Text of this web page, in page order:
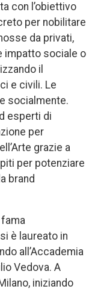
con l’obiettivo
per nobilitare
da privati,
impatto sociale o
il
e civili. Le
socialmente.
esperti di
per
grazie a
per potenziare
brand
è laureato in
all’Accademia
Vedova. A
iniziando